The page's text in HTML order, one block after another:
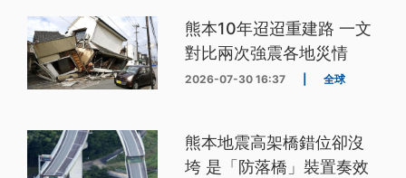
熊本10年迢迢重建路 一文
對比兩次強震各地災情
2026-07-30 16:37 全球
熊本地震高架橋錯位卻沒
垮 是「防落橋」裝置奏效